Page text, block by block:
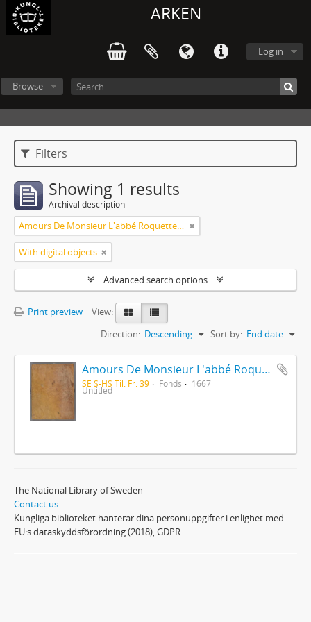
ARKEN
Log in
Browse
Filters
Showing 1 results
Archival description
Amours De Monsieur L'abbé Roquette avec Mademoiselle de Montauzier par Monsieur L'abbé Le Camus 1667
With digital objects
Advanced search options
Print preview
View:
Sort by: End date
Direction: Descending
Amours De Monsieur L'abbé Roquette avec Mademoiselle de Montauzier par Monsieur L'abbé Le Camus 1667
SE S-HS Til. Fr. 39 Fonds 1667
Untitled
The National Library of Sweden
Contact us
Kungliga biblioteket hanterar dina personuppgifter i enlighet med
EU:s dataskyddsförordning (2018), GDPR.